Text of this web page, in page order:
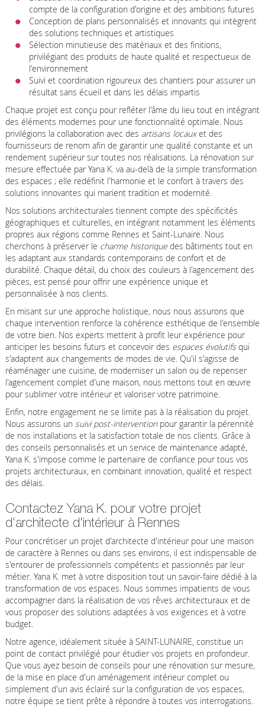
compte de la configuration d'origine et des ambitions futures
Conception de plans personnalisés et innovants qui intègrent
des solutions techniques et artistiques
Sélection minutieuse des matériaux et des finitions,
privilégiant des produits de haute qualité et respectueux de
l'environnement
Suivi et coordination rigoureux des chantiers pour assurer un
résultat sans écueil et dans les délais impartis
Chaque projet est conçu pour refléter l'âme du lieu tout en intégrant
des éléments modernes pour une fonctionnalité optimale. Nous
privilégions la collaboration avec des artisans locauxet des
fournisseurs de renom afin de garantir une qualité constante et un
rendement supérieur sur toutes nos réalisations. La rénovation sur
mesure effectuée par Yana K. va au-delà de la simple transformation
des espaces ; elle redéfinit l'harmonie et le confort à travers des
solutions innovantes qui marient tradition et modernité.
Nos solutions architecturales tiennent compte des spécificités
géographiques et culturelles, en intégrant notamment les éléments
propres aux régions comme Rennes et Saint-Lunaire. Nous
cherchons à préserver le charme historiquedes bâtiments tout en
les adaptant aux standards contemporains de confort et de
durabilité. Chaque détail, du choix des couleurs à l'agencement des
pièces, est pensé pour offrir une expérience unique et
personnalisée à nos clients.
En misant sur une approche holistique, nous nous assurons que
chaque intervention renforce la cohérence esthétique de l'ensemble
de votre bien. Nos experts mettent à profit leur expérience pour
anticiper les besoins futurs et concevoir des espaces évolutifsqui
s'adaptent aux changements de modes de vie. Qu'il s'agisse de
réaménager une cuisine, de moderniser un salon ou de repenser
l'agencement complet d'une maison, nous mettons tout en œuvre
pour sublimer votre intérieur et valoriser votre patrimoine.
Enfin, notre engagement ne se limite pas à la réalisation du projet.
Nous assurons un suivi post-interventionpour garantir la pérennité
de nos installations et la satisfaction totale de nos clients. Grâce à
des conseils personnalisés et un service de maintenance adapté,
Yana K. s'impose comme le partenaire de confiance pour tous vos
projets architecturaux, en combinant innovation, qualité et respect
des délais.
Contactez Yana K. pour votre projet
d'architecte d'intérieur à Rennes
Pour concrétiser un projet d'architecte d'intérieur pour une maison
de caractère à Rennes ou dans ses environs, il est indispensable de
s'entourer de professionnels compétents et passionnés par leur
métier. Yana K. met à votre disposition tout un savoir-faire dédié à la
transformation de vos espaces. Nous sommes impatients de vous
accompagner dans la réalisation de vos rêves architecturaux et de
vous proposer des solutions adaptées à vos exigences et à votre
budget.
Notre agence, idéalement située à SAINT-LUNAIRE, constitue un
point de contact privilégié pour étudier vos projets en profondeur.
Que vous ayez besoin de conseils pour une rénovation sur mesure,
de la mise en place d'un aménagement intérieur complet ou
simplement d'un avis éclairé sur la configuration de vos espaces,
notre équipe se tient prête à répondre à toutes vos interrogations.